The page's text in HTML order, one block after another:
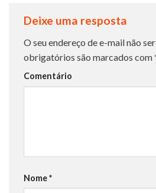
Deixe uma resposta
O seu endereço de e-mail não
obrigatórios são marcados com
Comentário
Nome*